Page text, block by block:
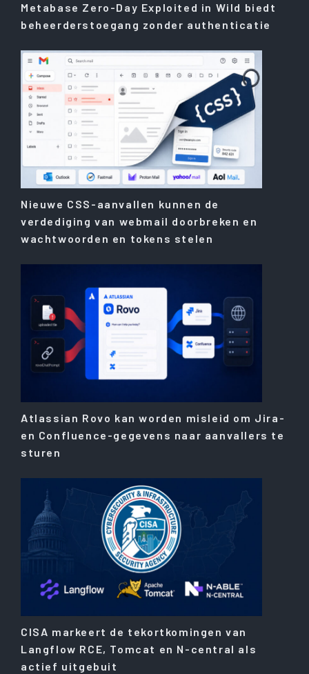
Metabase Zero-Day Exploited in Wild biedt
beheerderstoegang zonder authenticatie
Nieuwe CSS-aanvallen kunnen de
verdediging van webmail doorbreken en
wachtwoorden en tokens stelen
Atlassian Rovo kan worden misleid om Jira-
en Confluence-gegevens naar aanvallers te
sturen
CISA markeert de tekortkomingen van
Langflow RCE, Tomcat en N-central als
actief uitgebuit